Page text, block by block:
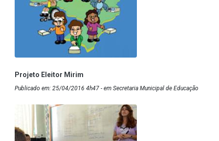
Projeto Eleitor Mirim
Publicado em: 25/04/2016 4h47 - em Secretaria Municipal de Educação